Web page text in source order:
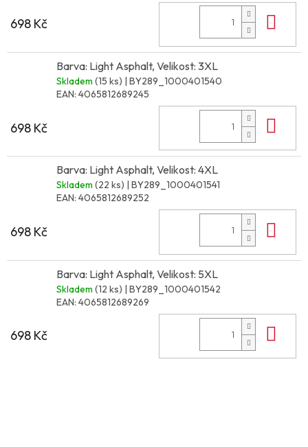
698 Kč
Barva: Light Asphalt, Velikost: 3XL
Skladem (15 ks) | BY289_1000401540
EAN: 4065812689245
698 Kč
Barva: Light Asphalt, Velikost: 4XL
Skladem (22 ks) | BY289_1000401541
EAN: 4065812689252
698 Kč
Barva: Light Asphalt, Velikost: 5XL
Skladem (12 ks) | BY289_1000401542
EAN: 4065812689269
698 Kč